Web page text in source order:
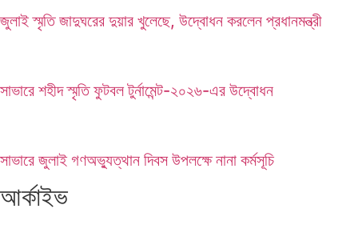
জুলাই স্মৃতি জাদুঘরের দুয়ার খুলেছে, উদ্বোধন করলেন প্রধানমন্ত্রী
সাভারে শহীদ স্মৃতি ফুটবল টুর্নামেন্ট-২০২৬-এর উদ্বোধন
সাভারে জুলাই গণঅভ্যুত্থান দিবস উপলক্ষে নানা কর্মসূচি
আর্কাইভ